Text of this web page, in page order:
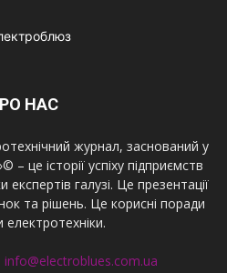
НАС
журнал, заснований у
це історії успіху підприємств
галузі. Це презентації
та рішень. Це корисні поради
електротехніки.
info@electroblues.com.ua